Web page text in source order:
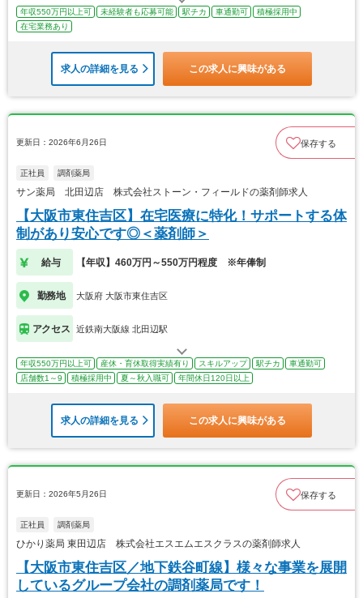
年収550万円以上可 未経験者も応募可能 駅チカ 車通勤可
積極採用中
在宅業務あり
求人の詳細を見る この求人に興味がある
更新日：2026年6月26日 保存する
正社員 調剤薬局
サン薬局 北田辺店 株式会社ストーン・フィールドの薬剤師求人
【大阪市東住吉区】在宅医療に特化！サポートする体
制があり安心です◎＜薬剤師＞
給与 【年収】460万円～550万円程度 ※年俸制
勤務地 大阪府 大阪市東住吉区
アクセス 近鉄南大阪線 北田辺駅
年収550万円以上可 産休・育休取得実績有り スキルアップ 駅チカ
車通勤可
店舗数1～9
積極採用中 夏～秋入職可 年間休日120日以上
求人の詳細を見る この求人に興味がある
更新日：2026年5月26日 保存する
正社員 調剤薬局
ひかり薬局 東田辺店 株式会社エスエムエスクラスの薬剤師求人
【大阪市東住吉区／地下鉄谷町線】様々な事業を展開
しているグループ会社の調剤薬局です！